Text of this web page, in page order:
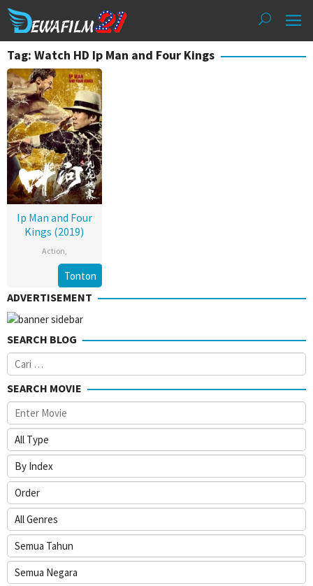
Loncat
ke
konten
Tag: Watch HD Ip Man and Four Kings
Ip Man and Four
Kings (2019)
Action,
Tonton
ADVERTISEMENT
SEARCH BLOG
Cari
untuk:
SEARCH MOVIE